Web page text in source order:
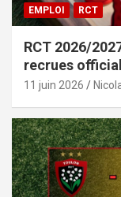
EMPLOI RCT
RCT 2026/
recrues
11 juin 2026